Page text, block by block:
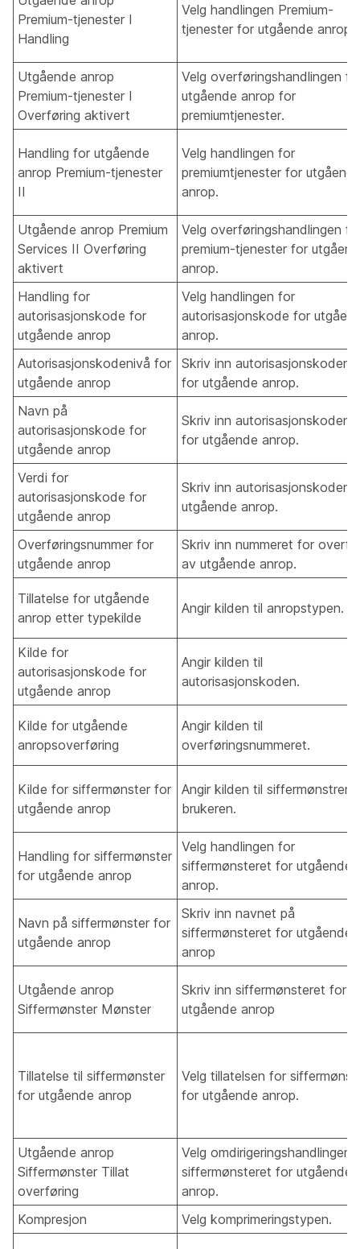
Premium-tjenester I
Handling
Velg handlingen Premium-
tjenester for utgående anrop.
Utgående anrop
Premium-tjenester I
Overføring aktivert
Velg overføringshandlingen
utgående anrop for
premiumtjenester.
Handling for utgående
anrop Premium-tjenester
II
Velg handlingen for
premiumtjenester for
anrop.
Utgående anrop Premium
Services II Overføring
aktivert
Velg overføringshandlingen
premium-tjenester for
anrop.
Handling for
autorisasjonskode for
utgående anrop
Velg handlingen for
autorisasjonskode for
anrop.
Autorisasjonskodenivå for
utgående anrop
Skriv inn
for utgående anrop.
Navn på
autorisasjonskode for
utgående anrop
Skriv inn
for utgående anrop.
Verdi for
autorisasjonskode for
utgående anrop
Skriv inn autorisasjonskoden
utgående anrop.
Overføringsnummer for
utgående anrop
Skriv inn nummeret for
av utgående anrop.
Tillatelse for utgående
anrop etter typekilde
Angir kilden til anropstypen.
Kilde for
autorisasjonskode for
utgående anrop
Angir kilden til
autorisasjonskoden.
Kilde for utgående
anropsoverføring
Angir kilden til
overføringsnummeret.
Kilde for siffermønster for
utgående anrop
Angir kilden til
brukeren.
Handling for siffermønster
for utgående anrop
Velg handlingen for
siffermønsteret for utgående
anrop.
Navn på siffermønster for
utgående anrop
Skriv inn navnet på
siffermønsteret for utgående
anrop
Utgående anrop
Siffermønster Mønster
Skriv inn siffermønsteret for
utgående anrop
Tillatelse til siffermønster
for utgående anrop
Velg tillatelsen for
for utgående anrop.
Utgående anrop
Siffermønster Tillat
overføring
Velg omdirigeringshandlingen
siffermønsteret for utgående
anrop.
Kompresjon
Velg komprimeringstypen.